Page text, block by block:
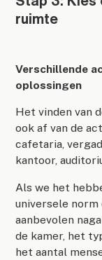
ruimte
Verschillende
oplossingen
Het vinden van
ook af van de
cafetaria,
kantoor,
Als we het
universele
aanbevolen
de kamer, het
het aantal